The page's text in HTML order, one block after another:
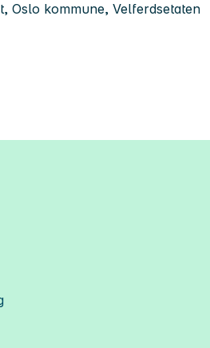
Oslo kommune, Velferdsetaten